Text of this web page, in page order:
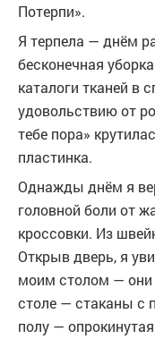
Потерпи».
Я терпела — днём
бесконечная
каталоги тканей в
удовольствию от
тебе пора»
пластинка.
Однажды днём я
головной боли от
кроссовки. Из
Открыв дверь, я
моим столом — они
столе — стаканы с
полу —